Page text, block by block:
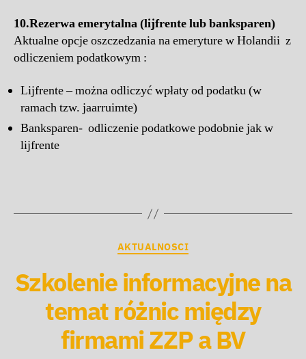
10.Rezerwa emerytalna (lijfrente lub banksparen)
Aktualne opcje oszczedzania na emeryture w Holandii z
odliczeniem podatkowym :
Lijfrente – można odliczyć wpłaty od podatku (w
ramach tzw. jaarruimte)
Banksparen- odliczenie podatkowe podobnie jak w
lijfrente
AKTUALNOSCI
Szkolenie informacyjne na
temat różnic między
firmami ZZP a BV